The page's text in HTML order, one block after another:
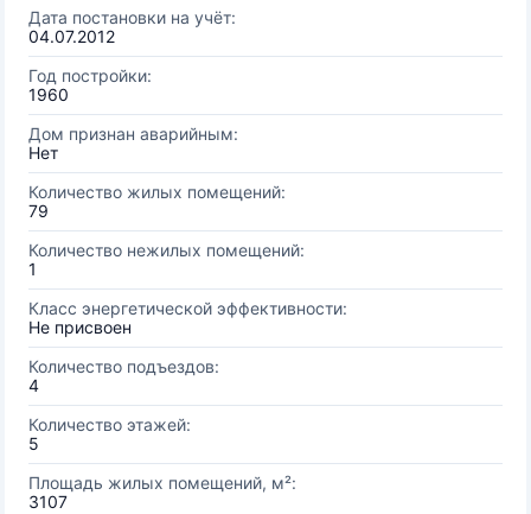
Дата постановки на учёт:
04.07.2012
Год постройки:
1960
Дом признан аварийным:
Нет
Количество жилых помещений:
79
Количество нежилых помещений:
1
Класс энергетической эффективности:
Не присвоен
Количество подъездов:
4
Количество этажей:
5
Площадь жилых помещений, м²:
3107